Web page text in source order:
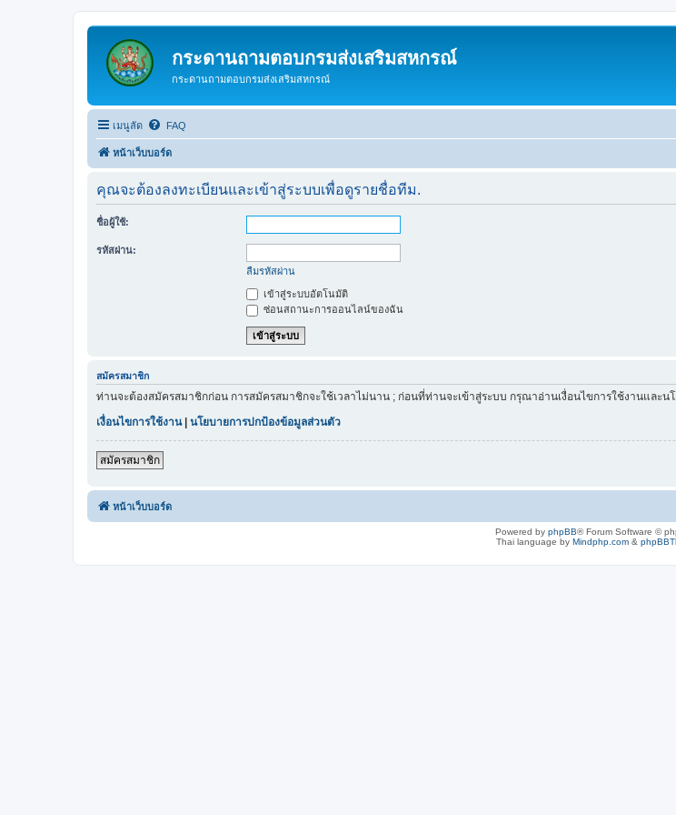
กระดานถามตอบกรมส่งเสริมสหกรณ์
กระดานถามตอบกรมส่งเสริมสหกรณ์
เมนูลัด FAQ
หน้าเว็บบอร์ด
คุณจะต้องลงทะเบียนและเข้าสู่ระบบเพื่อดูรายชื่อทีม.
ชื่อผู้ใช้:
รหัสผ่าน:
ลืมรหัสผ่าน
เข้าสู่ระบบอัตโนมัติ
ซ่อนสถานะการออนไลน์ของฉัน
สมัครสมาชิก
ท่านจะต้องสมัครสมาชิกก่อน การสมัครสมาชิกจะใช้เวลาไม่นาน ; ก่อนที่ท่านจะเข้าสู่ระบบ กรุณาอ่านเงื่อนไขการใช้งานแล
เงื่อนไขการใช้งาน| นโยบายการปกป้องข้อมูลส่วนตัว
สมัครสมาชิก
หน้าเว็บบอร์ด
Powered by phpBB® Forum Software ©
Thai language by Mindphp.com&